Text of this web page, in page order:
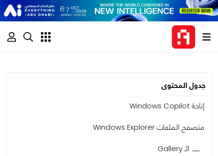
جدول المحتوى
إتاحة Windows Copilot
متصفح الملفات Windows Explorer
الـ Gallery